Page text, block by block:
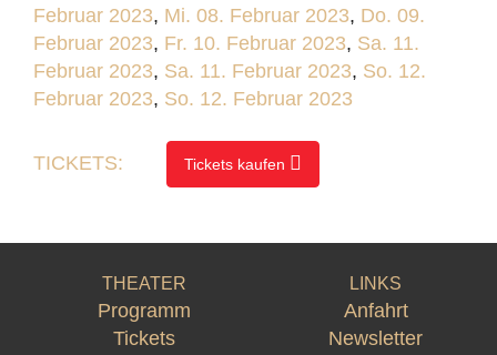
Februar 2023, Mi. 08. Februar 2023, Do. 09.
Februar 2023, Fr. 10. Februar 2023, Sa. 11.
Februar 2023, Sa. 11. Februar 2023, So. 12.
Februar 2023, So. 12. Februar 2023
TICKETS: Tickets kaufen
THEATER
Programm
Tickets
LINKS
Anfahrt
Newsletter